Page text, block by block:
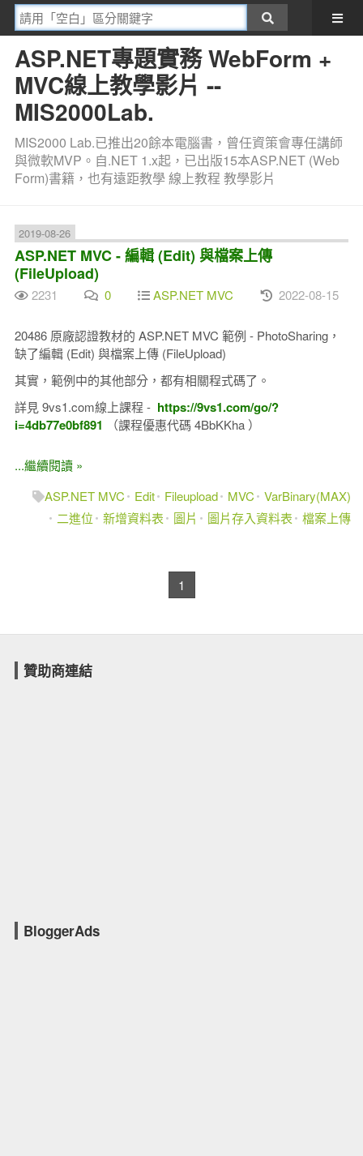
ASP.NET專題實務 WebForm +
MVC線上教學影片 --
MIS2000Lab.
MIS2000 Lab.已推出20餘本電腦書，曾任資策會專任講師
與微軟MVP。自.NET 1.x起，已出版15本ASP.NET (Web
Form)書籍，也有遠距教學 線上教程 教學影片
2019-08-26
ASP.NET MVC - 編輯 (Edit) 與檔案上傳
(FileUpload)
2231 0 ASP.NET MVC 2022-08-15
20486 原廠認證教材的 ASP.NET MVC 範例 - PhotoSharing，
缺了編輯 (Edit) 與檔案上傳 (FileUpload)
其實，範例中的其他部分，都有相關程式碼了。
詳見 9vs1.com線上課程 - https://9vs1.com/go/?
i=4db77e0bf891 （課程優惠代碼 4BbKKha​ ）
...繼續閱讀 »
ASP.NET MVC
Edit Fileupload MVC
VarBinary(MAX)
二進位
新增資料表 圖片 圖片存入資料表 檔案上傳
1
贊助商連結
BloggerAds